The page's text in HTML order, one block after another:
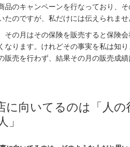
品のキャンペーンを行なっており、
たのですが、私だけには伝えられませ
その月はその保険を販売すると保険
なります。けれどその事実を私は知
販売を行わず、結果その月の販売成
に向いてるのは「人の
」